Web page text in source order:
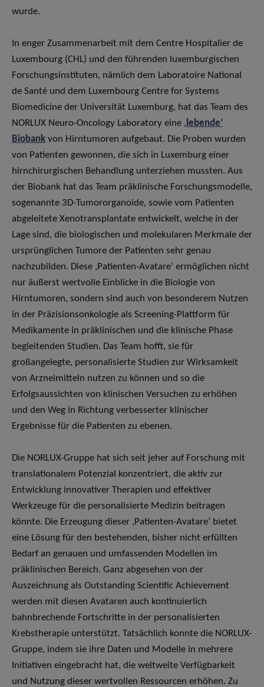
wurde.
In enger Zusammenarbeit mit dem Centre Hospitalier de
Luxembourg (CHL) und den führenden luxemburgischen
Forschungsinstituten, nämlich dem Laboratoire National
de Santé und dem Luxembourg Centre for Systems
Biomedicine der Universität Luxemburg, hat das Team des
NORLUX Neuro-Oncology Laboratory eine , lebende‘
Biobank von Hirntumoren aufgebaut. Die Proben wurden
von Patienten gewonnen, die sich in Luxemburg einer
hirnchirurgischen Behandlung unterziehen mussten. Aus
der Biobank hat das Team präklinische Forschungsmodelle,
sogenannte 3D-Tumororganoide, sowie vom Patienten
abgeleitete Xenotransplantate entwickelt, welche in der
Lage sind, die biologischen und molekularen Merkmale der
ursprünglichen Tumore der Patienten sehr genau
nachzubilden. Diese ,Patienten-Avatare‘ ermöglichen nicht
nur äußerst wertvolle Einblicke in die Biologie von
Hirntumoren, sondern sind auch von besonderem Nutzen
in der Präzisionsonkologie als Screening-Plattform für
Medikamente in präklinischen und die klinische Phase
begleitenden Studien. Das Team hofft, sie für
großangelegte, personalisierte Studien zur Wirksamkeit
von Arzneimitteln nutzen zu können und so die
Erfolgsaussichten von klinischen Versuchen zu erhöhen
und den Weg in Richtung verbesserter klinischer
Ergebnisse für die Patienten zu ebenen.
Die NORLUX-Gruppe hat sich seit jeher auf Forschung mit
translationalem Potenzial konzentriert, die aktiv zur
Entwicklung innovativer Therapien und effektiver
Werkzeuge für die personalisierte Medizin beitragen
könnte. Die Erzeugung dieser ,Patienten-Avatare‘ bietet
eine Lösung für den bestehenden, bisher nicht erfüllten
Bedarf an genauen und umfassenden Modellen im
präklinischen Bereich. Ganz abgesehen von der
Auszeichnung als Outstanding Scientific Achievement
werden mit diesen Avataren auch kontinuierlich
bahnbrechende Fortschritte in der personalisierten
Krebstherapie unterstützt. Tatsächlich konnte die NORLUX-
Gruppe, indem sie ihre Daten und Modelle in mehrere
Initiativen eingebracht hat, die weltweite Verfügbarkeit
und Nutzung dieser wertvollen Ressourcen erhöhen. Zu